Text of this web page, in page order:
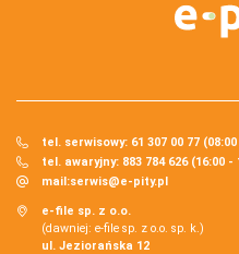
tel. serwisowy: 61 307 00 77
tel. awaryjny: 883 784 626 (16:00 -
mail:serwis@e-pity.pl
e-file sp. z o.o.
(dawniej: e-file sp. z o.o. sp. k.)
ul. Jeziorańska 12